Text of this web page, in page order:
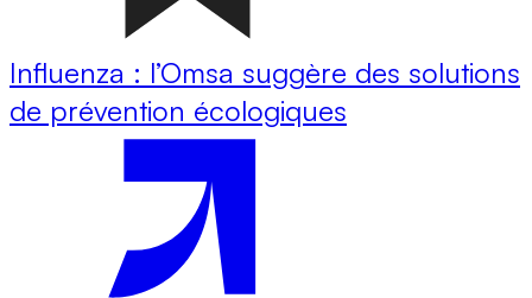
Influenza : l’Omsa suggère des solutions
de prévention écologiques